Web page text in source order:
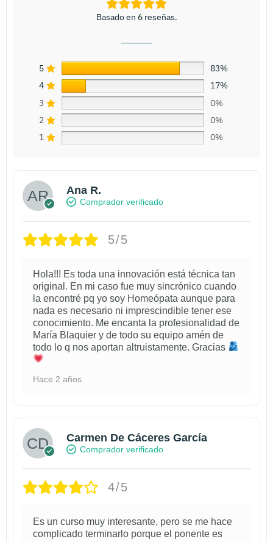
Basado en 6 reseñas.
5
83%
4
17%
3
0%
2
0%
1
0%
Ana R.
Comprador verificado
5/5
Hola!!! Es toda una innovación está técnica tan
original. En mi caso fue muy sincrónico cuando
la encontré pq yo soy Homeópata aunque para
nada es necesario ni imprescindible tener ese
conocimiento. Me encanta la profesionalidad de
María Blaquier y de todo su equipo amén de
todo lo q nos aportan altruistamente. Gracias
Hace 2 años
Carmen De Cáceres García
Comprador verificado
4/5
Es un curso muy interesante, pero se me hace
complicado terminarlo porque el ponente es